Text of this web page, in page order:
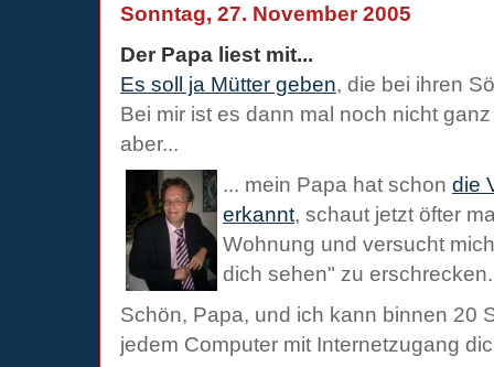
Sonntag, 27. November 2005
Der Papa liest mit...
Es soll ja Mütter geben, die bei ihren
Bei mir ist es dann mal noch nicht
aber...
... mein Papa hat schon die
erkannt, schaut jetzt öfter
Wohnung und versucht
dich sehen" zu
Schön, Papa, und ich kann binnen 20
jedem Computer mit Internetzugang